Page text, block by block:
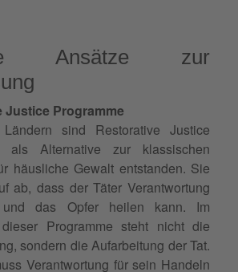
Ansätze zur
Justice Programme
sind Restorative Justice
als Alternative zur klassischen
häusliche Gewalt entstanden. Sie
ab, dass der Täter Verantwortung
und das Opfer heilen kann. Im
dieser Programme steht nicht die
sondern die Aufarbeitung der Tat.
Verantwortung für sein Handeln